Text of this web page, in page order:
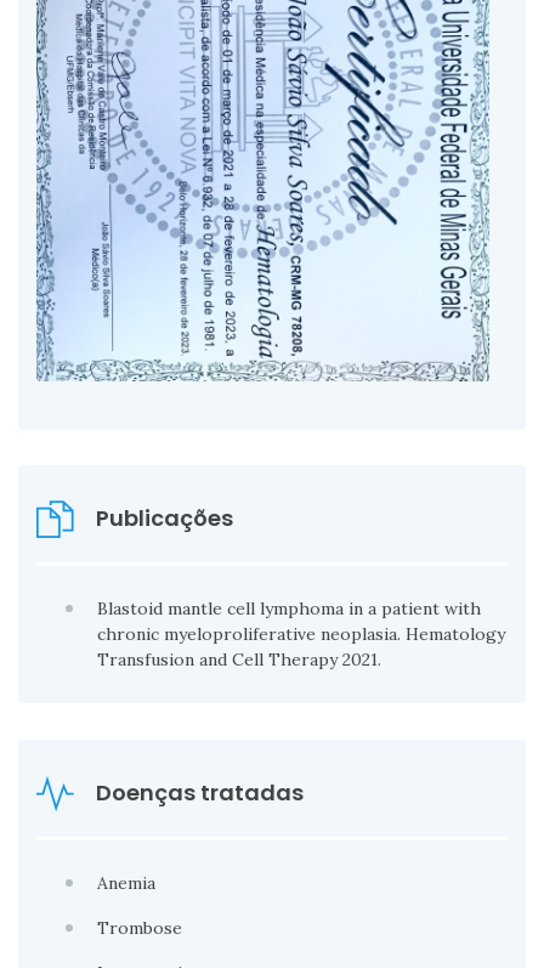
Publicações
Blastoid mantle cell lymphoma in a patient with
chronic myeloproliferative neoplasia. Hematology
Transfusion and Cell Therapy 2021.
Doenças tratadas
Anemia
Trombose